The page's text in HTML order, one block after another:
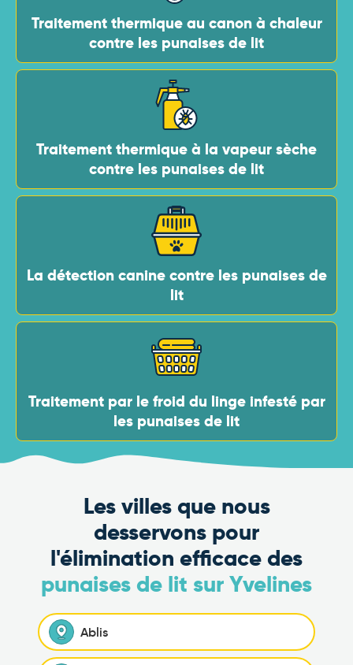
Traitement thermique au canon à chaleur
contre les punaises de lit
Traitement thermique à la vapeur sèche
contre les punaises de lit
La détection canine contre les punaises de
lit
Traitement par le froid du linge infesté par
les punaises de lit
Les villes que nous
desservons pour
l'élimination efficace des
punaises de lit sur Yvelines
Ablis